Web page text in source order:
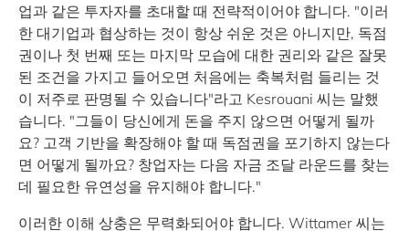
업과 같은 투자자를 초대할 때 전략적이어야 합니다. "이러
한 대기업과 협상하는 것이 항상 쉬운 것은 아니지만, 독점
권이나 첫 번째 또는 마지막 모습에 대한 권리와 같은 잘못
된 조건을 가지고 들어오면 처음에는 축복처럼 들리는 것
이 저주로 판명될 수 있습니다"라고 Kesrouani 씨는 말했
습니다. "그들이 당신에게 돈을 주지 않으면 어떻게 될까
요? 고객 기반을 확장해야 할 때 독점권을 포기하지 않는다
면 어떻게 될까요? 창업자는 다음 자금 조달 라운드를 찾는
데 필요한 유연성을 유지해야 합니다."
이러한 이해 상충은 무력화되어야 합니다. Wittamer 씨는